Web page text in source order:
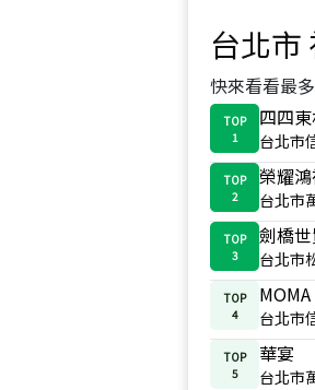
台北市
快來看看最
TOP
1
四四
台北市
TOP
2
榮耀
台北市
TOP
3
劍橋
台北市
TOP
4
MOMA
台北市
TOP
5
華宴
台北市